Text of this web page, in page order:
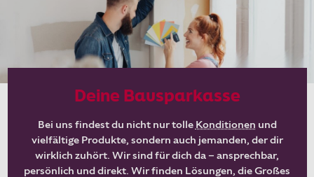
Deine Bausparkasse
Bei uns findest du nicht nur tolle Konditionen und
vielfältige Produkte, sondern auch jemanden, der dir
wirklich zuhört. Wir sind für dich da – ansprechbar,
persönlich und direkt. Wir finden Lösungen, die Großes